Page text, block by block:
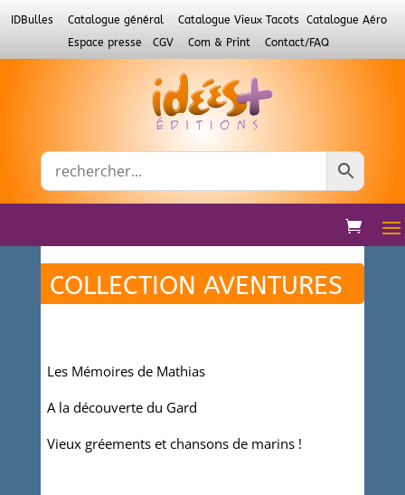
IDBulles Catalogue général Catalogue Vieux Tacots
Catalogue Aéro
Espace presseCGV Com & Print Contact/FAQ
COLLECTION AVENTURES
Les Mémoires de Mathias
A la découverte du Gard
Vieux gréements et chansons de marins !